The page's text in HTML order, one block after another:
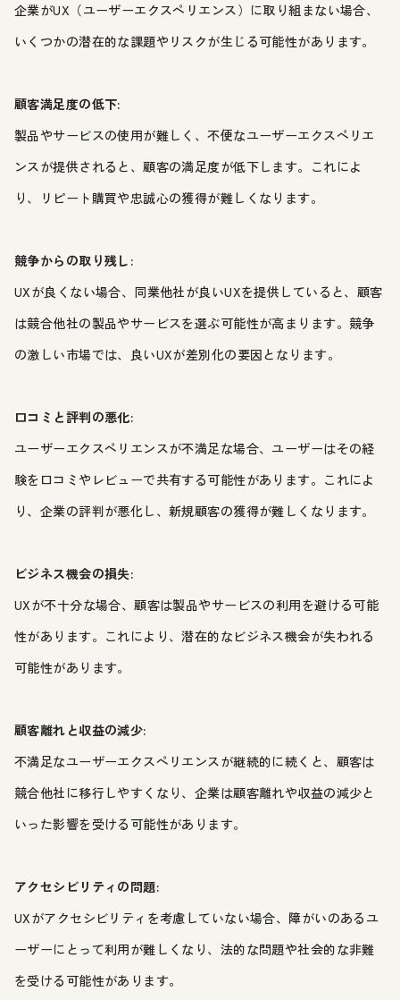
企業がUX（ユーザーエクスペリエンス）に取り組まない場合、
いくつかの潜在的な課題やリスクが生じる可能性があります。
顧客満足度の低下:
製品やサービスの使用が難しく、不便なユーザーエクスペリエ
ンスが提供されると、顧客の満足度が低下します。これによ
り、リピート購買や忠誠心の獲得が難しくなります。
競争からの取り残し:
UXが良くない場合、同業他社が良いUXを提供していると、顧客
は競合他社の製品やサービスを選ぶ可能性が高まります。競争
の激しい市場では、良いUXが差別化の要因となります。
口コミと評判の悪化:
ユーザーエクスペリエンスが不満足な場合、ユーザーはその経
験を口コミやレビューで共有する可能性があります。これによ
り、企業の評判が悪化し、新規顧客の獲得が難しくなります。
ビジネス機会の損失:
UXが不十分な場合、顧客は製品やサービスの利用を避ける可能
性があります。これにより、潜在的なビジネス機会が失われる
可能性があります。
顧客離れと収益の減少:
不満足なユーザーエクスペリエンスが継続的に続くと、顧客は
競合他社に移行しやすくなり、企業は顧客離れや収益の減少と
いった影響を受ける可能性があります。
アクセシビリティの問題:
UXがアクセシビリティを考慮していない場合、障がいのあるユ
ーザーにとって利用が難しくなり、法的な問題や社会的な非難
を受ける可能性があります。